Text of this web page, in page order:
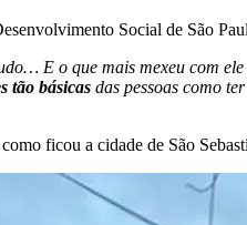
Social de São
E o que mais mexeu com
tão básicas das pessoas como
ficou a cidade de São